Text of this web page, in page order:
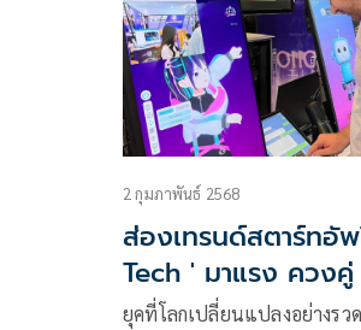
ยั่งยืนและแข่งขันได้ในระดับโ
2 กุมภาพันธ์ 2568
ส่องเทรนด์สตาร์ทอั
Tech ' มาแรง ควง
Tech '
ยุคที่โลกเปลี่ยนแปลงอย่างรว